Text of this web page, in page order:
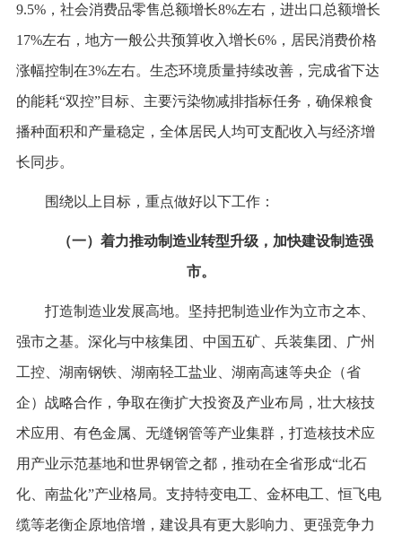
9.5%，社会消费品零售总额增长8%左右，进出口总额增长
17%左右，地方一般公共预算收入增长6%，居民消费价格
涨幅控制在3%左右。生态环境质量持续改善，完成省下达
的能耗“双控”目标、主要污染物减排指标任务，确保粮食
播种面积和产量稳定，全体居民人均可支配收入与经济增
长同步。
围绕以上目标，重点做好以下工作：
（一）着力推动制造业转型升级，加快建设制造强
市。
打造制造业发展高地。坚持把制造业作为立市之本、
强市之基。深化与中核集团、中国五矿、兵装集团、广州
工控、湖南钢铁、湖南轻工盐业、湖南高速等央企（省
企）战略合作，争取在衡扩大投资及产业布局，壮大核技
术应用、有色金属、无缝钢管等产业集群，打造核技术应
用产业示范基地和世界钢管之都，推动在全省形成“北石
化、南盐化”产业格局。支持特变电工、金杯电工、恒飞电
缆等老衡企原地倍增，建设具有更大影响力、更强竞争力